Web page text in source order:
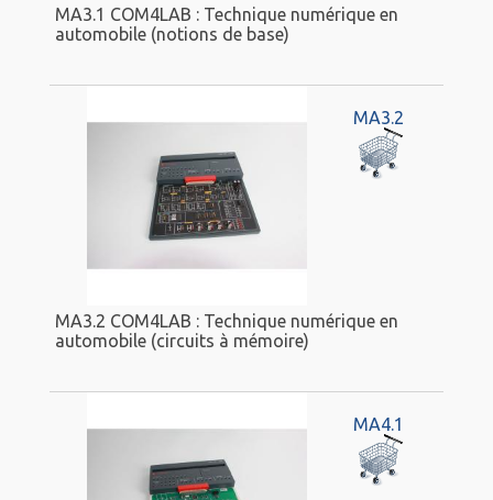
MA3.1 COM4LAB : Technique numérique en
automobile (notions de base)
MA3.2
MA3.2 COM4LAB : Technique numérique en
automobile (circuits à mémoire)
MA4.1